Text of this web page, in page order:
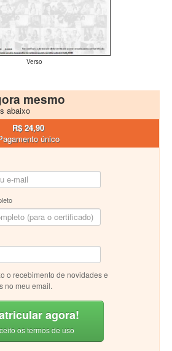
Verso
mesmo
abaixo
R$ 24,90
único
o recebimento de novidades e
no meu email.
agora!
os termos de uso